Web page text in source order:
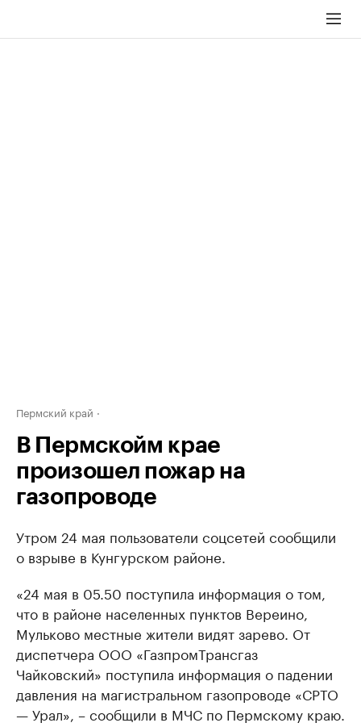
Пермский край
В Пермскойм крае
произошел пожар на
газопроводе
Утром 24 мая пользователи соцсетей сообщили
о взрыве в Кунгурском районе.
«24 мая в 05.50 поступила информация о том,
что в районе населенных пунктов Вереино,
Мульково местные жители видят зарево. От
диспетчера ООО «ГазпромТрансгаз
Чайковский» поступила информация о падении
давления на магистральном газопроводе «СРТО
— Урал», – сообщили в МЧС по Пермскому краю.